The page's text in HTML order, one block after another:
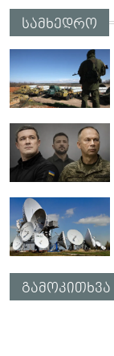
სამხედრო
გამოკითხვა